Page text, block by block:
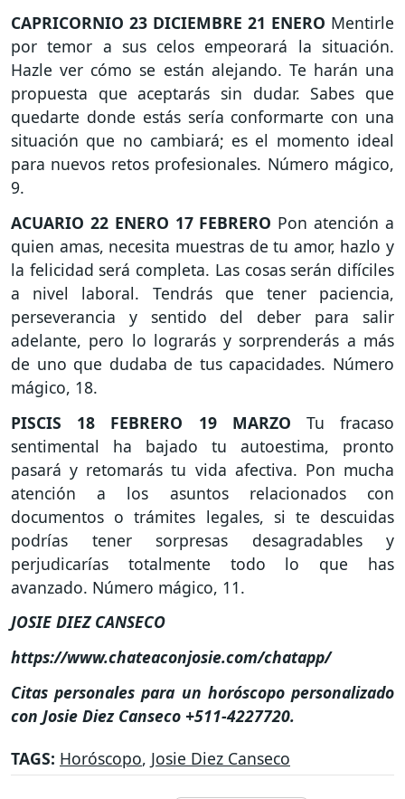
CAPRICORNIO 23 DICIEMBRE 21 ENERO Mentirle
por temor a sus celos empeorará la situación.
Hazle ver cómo se están alejando. Te harán una
propuesta que aceptarás sin dudar. Sabes que
quedarte donde estás sería conformarte con una
situación que no cambiará; es el momento ideal
para nuevos retos profesionales. Número mágico,
9.
ACUARIO 22 ENERO 17 FEBRERO Pon atención a
quien amas, necesita muestras de tu amor, hazlo y
la felicidad será completa. Las cosas serán difíciles
a nivel laboral. Tendrás que tener paciencia,
perseverancia y sentido del deber para salir
adelante, pero lo lograrás y sorprenderás a más
de uno que dudaba de tus capacidades. Número
mágico, 18.
PISCIS
18 FEBRERO 19 MARZO Tu fracaso
sentimental ha bajado tu autoestima, pronto
pasará y retomarás tu vida afectiva. Pon mucha
atención a los asuntos relacionados con
documentos o trámites legales, si te descuidas
podrías tener sorpresas desagradables y
perjudicarías totalmente todo lo que has
avanzado. Número mágico, 11.
JOSIE DIEZ CANSECO
https://www.chateaconjosie.com/chatapp/
Citas personales para un horóscopo personalizado
con Josie Diez Canseco +511-4227720.
TAGS: Horóscopo, Josie Diez Canseco